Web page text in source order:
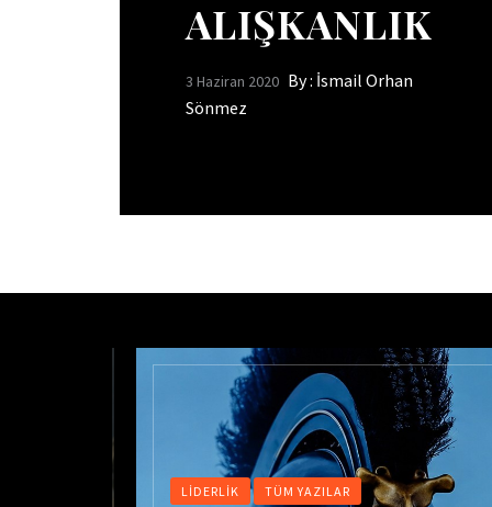
ALIŞKANLIK
3 Haziran 2020 By : İsmail Orhan
Sönmez
LIDERLIK TÜM YAZILAR